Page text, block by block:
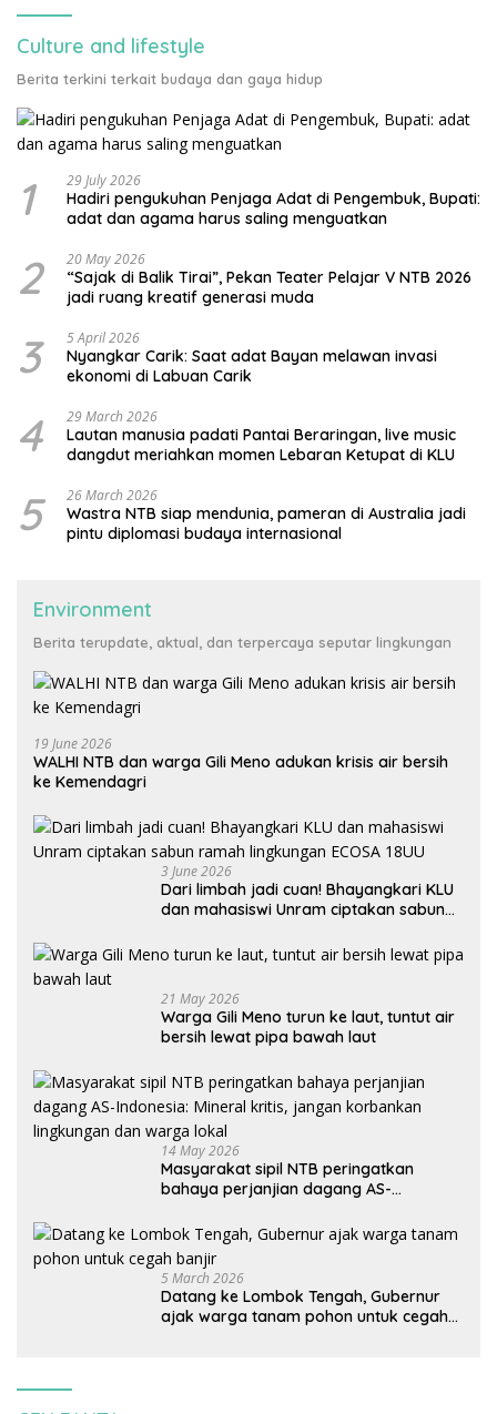
Culture and lifestyle
Berita terkini terkait budaya dan gaya hidup
1 29 July 2026
Hadiri pengukuhan Penjaga Adat di Pengembuk, Bupati:
adat dan agama harus saling menguatkan
2 20 May 2026
“Sajak di Balik Tirai”, Pekan Teater Pelajar V NTB 2026
jadi ruang kreatif generasi muda
3 5 April 2026
Nyangkar Carik: Saat adat Bayan melawan invasi
ekonomi di Labuan Carik
4 29 March 2026
Lautan manusia padati Pantai Beraringan, live music
dangdut meriahkan momen Lebaran Ketupat di KLU
5 26 March 2026
Wastra NTB siap mendunia, pameran di Australia jadi
pintu diplomasi budaya internasional
Environment
Berita terupdate, aktual, dan terpercaya seputar lingkungan
19 June 2026
WALHI NTB dan warga Gili Meno adukan krisis air bersih
ke Kemendagri
3 June 2026
Dari limbah jadi cuan! Bhayangkari KLU
dan mahasiswi Unram ciptakan sabun
21 May 2026
Warga Gili Meno turun ke laut, tuntut air
bersih lewat pipa bawah laut
14 May 2026
Masyarakat sipil NTB peringatkan
bahaya perjanjian dagang AS-
korbankan lingkungan dan warga lokal
5 March 2026
Datang ke Lombok Tengah, Gubernur
ajak warga tanam pohon untuk cegah